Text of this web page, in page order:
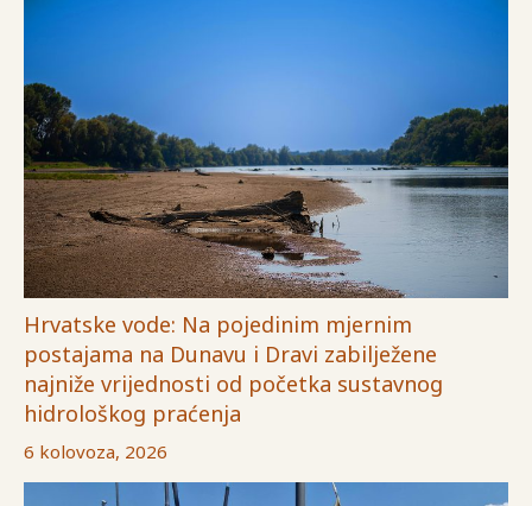
Hrvatske vode: Na pojedinim mjernim
postajama na Dunavu i Dravi zabilježene
najniže vrijednosti od početka sustavnog
hidrološkog praćenja
6 kolovoza, 2026